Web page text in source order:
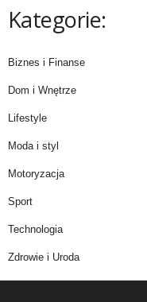
Kategorie:
Biznes i Finanse
Dom i Wnętrze
Lifestyle
Moda i styl
Motoryzacja
Sport
Technologia
Zdrowie i Uroda